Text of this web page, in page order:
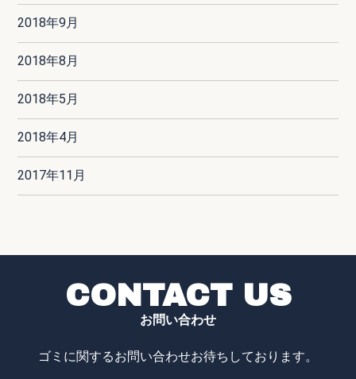
2018年9月
2018年8月
2018年5月
2018年4月
2017年11月
CONTACT US
お問い合わせ
ゴミに関するお問い合わせお待ちしております。